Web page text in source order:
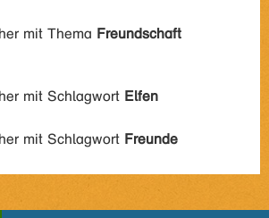
mit Thema Freundschaft
mit Schlagwort Elfen
mit Schlagwort Freunde